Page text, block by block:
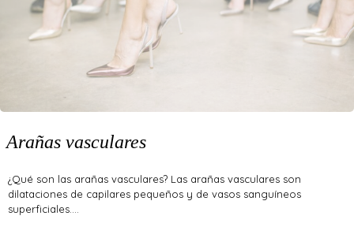
Arañas vasculares
¿Qué son las arañas vasculares? Las arañas vasculares son
dilataciones de capilares pequeños y de vasos sanguíneos
superficiales.…